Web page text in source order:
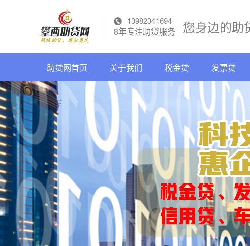
13982341694
8年专注助贷服务 您身边的助
助贷网首页 关于我们 税金贷 发票贷